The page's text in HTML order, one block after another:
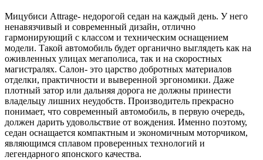
Мицубиси Attrage- недорогой седан на каждый день. У него
ненавязчивый и современный дизайн, отлично
гармонирующий с классом и техническим оснащением
модели. Такой автомобиль будет органично выглядеть как на
оживленных улицах мегаполиса, так и на скоростных
магистралях. Салон- это царство добротных материалов
отделки, практичности и выверенной эргономики. Даже
плотный затор или дальняя дорога не должны принести
владельцу лишних неудобств. Производитель прекрасно
понимает, что современный автомобиль, в первую очередь,
должен дарить удовольствие от вождения. Именно поэтому,
седан оснащается компактным и экономичным моторчиком,
являющимся сплавом проверенных технологий и
легендарного японского качества.